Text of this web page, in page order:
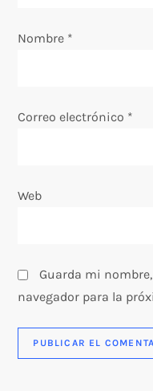
n
r
Nombre *
Correo electrónico *
Web
Guarda mi
navegador para la